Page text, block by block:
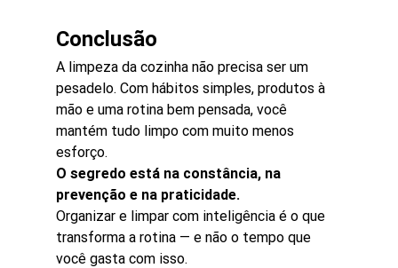
Conclusão
A limpeza da cozinha não precisa ser um
pesadelo. Com hábitos simples, produtos à
mão e uma rotina bem pensada, você
mantém tudo limpo com muito menos
esforço.
O segredo está na constância, na
prevenção e na praticidade.
Organizar e limpar com inteligência é o que
transforma a rotina — e não o tempo que
você gasta com isso.